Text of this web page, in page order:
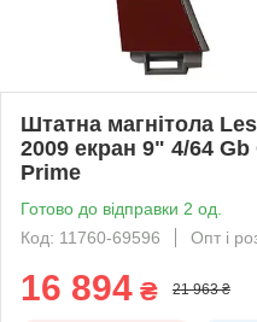
Штатна магнітола
2009 екран 9" 4/64
Prime
Готово до відправки 2 од.
Код: 11760-69596
Опт і
16 894 ₴ 21 963 ₴